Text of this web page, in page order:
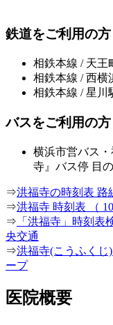
鉄道をご利用の方
相鉄本線 / 天王
相鉄本線 / 西横
相鉄本線 / 星川
バスをご利用の方
横浜市営バス
寺』バス停 目
⇒洪福寺の時刻表 路
⇒洪福寺 時刻表 （
⇒ 「洪福寺」時刻表
央交通
⇒洪福寺(こうふくじ
ープ
医院概要